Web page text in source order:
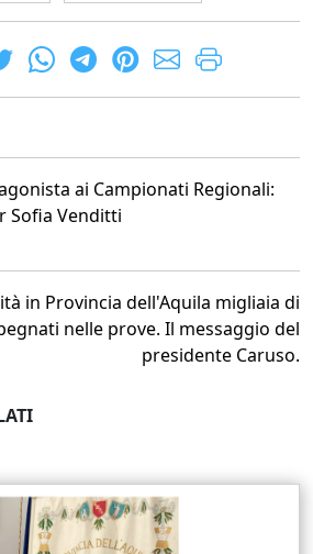
ai Campionati Regionali:
Sofia Venditti
in Provincia dell'Aquila migliaia di
nelle prove. Il messaggio del
presidente Caruso.